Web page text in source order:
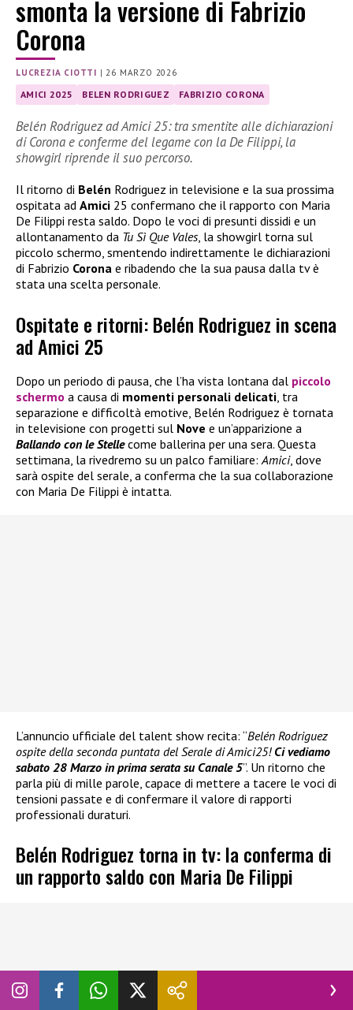
smonta la versione di Fabrizio
Corona
LUCREZIA CIOTTI |26 MARZO 2026
AMICI 2025 BELEN RODRIGUEZ FABRIZIO CORONA
Belén Rodriguez ad Amici 25: tra smentite alle dichiarazioni
di Corona e conferme del legame con la De Filippi, la
showgirl riprende il suo percorso.
Il ritorno di Belén Rodriguez in televisione e la sua prossima
ospitata ad Amici 25 confermano che il rapporto con Maria
De Filippi resta saldo. Dopo le voci di presunti dissidi e un
allontanamento da Tu Sì Que Vales, la showgirl torna sul
piccolo schermo, smentendo indirettamente le dichiarazioni
di Fabrizio Corona e ribadendo che la sua pausa dalla tv è
stata una scelta personale.
Ospitate e ritorni: Belén Rodriguez in scena
ad Amici 25
Dopo un periodo di pausa, che l’ha vista lontana dal piccolo
schermo a causa di momenti personali delicati , tra
separazione e difficoltà emotive, Belén Rodriguez è tornata
in televisione con progetti sul Nove e un’apparizione a
Ballando con le Stellecome ballerina per una sera. Questa
settimana, la rivedremo su un palco familiare: Amici, dove
sarà ospite del serale, a conferma che la sua collaborazione
con Maria De Filippi è intatta.
L’annuncio ufficiale del talent show recita: “Belén Rodriguez
ospite della seconda puntata del Serale di Amici25!Ci vediamo
sabato 28 Marzo in prima serata su Canale 5”. Un ritorno che
parla più di mille parole, capace di mettere a tacere le voci di
tensioni passate e di confermare il valore di rapporti
professionali duraturi.
Belén Rodriguez torna in tv: la conferma di
un rapporto saldo con Maria De Filippi